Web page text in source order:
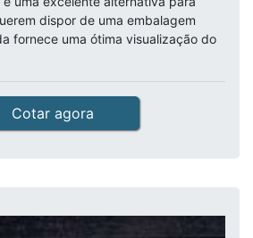
dispor de uma embalagem
fornece uma ótima visualização do
Cotar agora